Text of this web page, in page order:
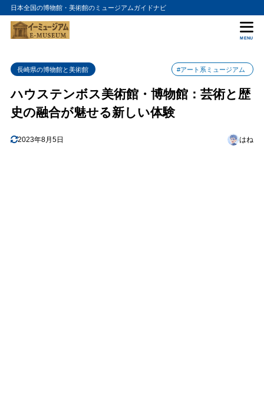
日本全国の博物館・美術館のミュージアムガイドナビ
MENU
長崎県の博物館と美術館 #アート系ミュージアム
ハウステンボス美術館・博物館：芸術と歴
史の融合が魅せる新しい体験
2023年8月5日 はね
目次
1 ハウステンボス美術館
3 アクセス情報
5 ハウステンボス美術館・博物館の入館料金